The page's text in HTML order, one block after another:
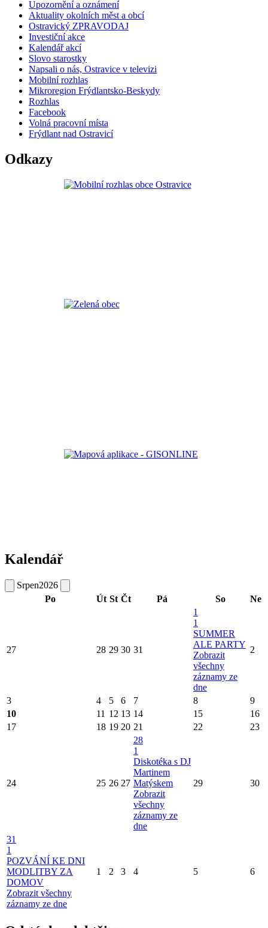
Upozornění a oznámení
Aktuality okolních měst a obcí
Ostravický ZPRAVODAJ
Investiční akce
Kalendář akcí
Slovo starostky
Napsali o nás, Ostravice v televizi
Mobilní rozhlas
Mikroregion Frýdlantsko-Beskydy
Rozhlas
Facebook
Volná pracovní místa
Frýdlant nad Ostravicí
Odkazy
Kalendář
Srpen2026
Po
Út St Čt Pá So Ne
27 28 29 30 31
1
1
SUMMER
ALE PARTY
Zobrazit
všechny
záznamy ze
dne
2
3 4 5 6 7 8
9
10
11 12 13 14 15
16
17
18 19 20 21 22 23
24 25 26 27
28
1
Diskotéka s DJ
Martinem
Matýskem
Zobrazit
všechny
záznamy ze
dne
29 30
31
1
POZVÁNÍ KE DNI
MODLITBY ZA
DOMOV
Zobrazit všechny
záznamy ze dne
1 2 3 4 5 6